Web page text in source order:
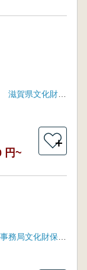
滋賀県教育委員会 滋賀県文化財保護協会
円~
＋